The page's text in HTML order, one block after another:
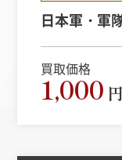
日本軍・軍
買取価格
1,000 円